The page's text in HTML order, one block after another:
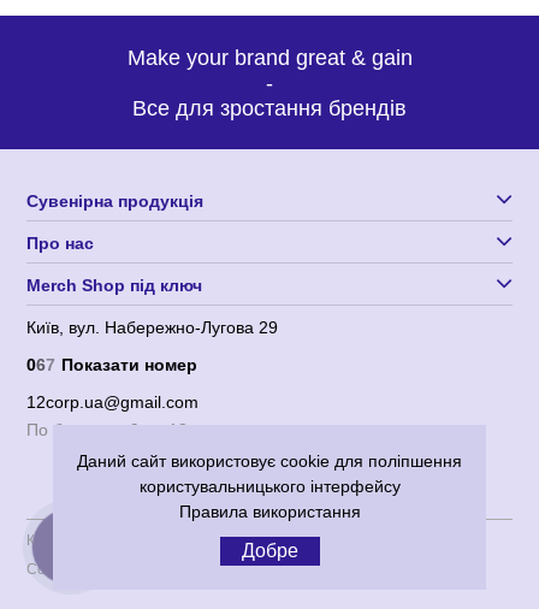
Make your brand great & gain
-
Все для зростання брендів
Сувенірна продукція
Про нас
Merch Shop під ключ
Київ, вул. Набережно-Лугова 29
067 Показати номер
12corp.ua@gmail.com
По будням с 9 до 18
Користувача угода
Політика конфіденційності
Corporation 12
© 2012-2026 Всі права захищені.
Даний сайт використовує cookie для поліпшення
користувальницького інтерфейсу
Правила використання
Добре